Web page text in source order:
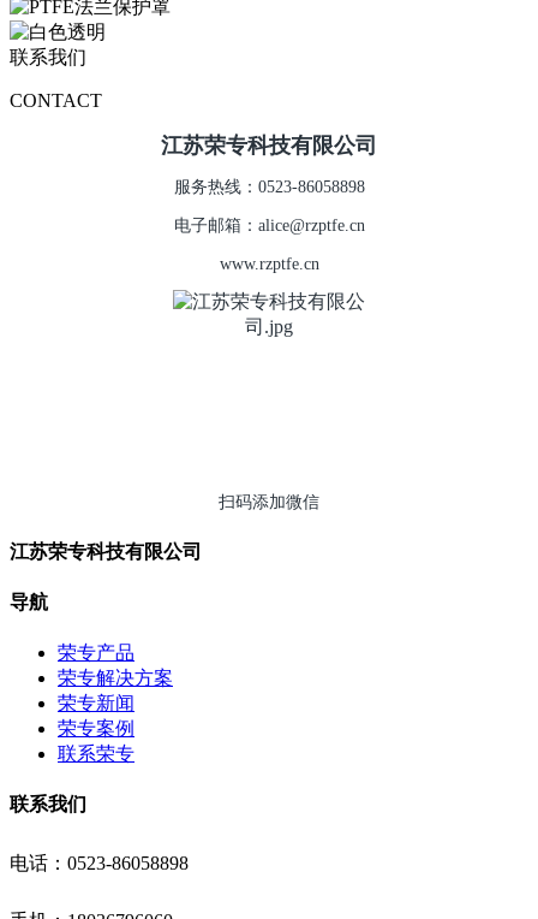
联系我们
CONTACT
江苏荣专科技有限公司
服务热线：0523-86058898
电子邮箱：alice@rzptfe.cn
www.rzptfe.cn
扫码添加微信
江苏荣专科技有限公司
导航
荣专产品
荣专解决方案
荣专新闻
荣专案例
联系荣专
联系我们
电话：0523-86058898